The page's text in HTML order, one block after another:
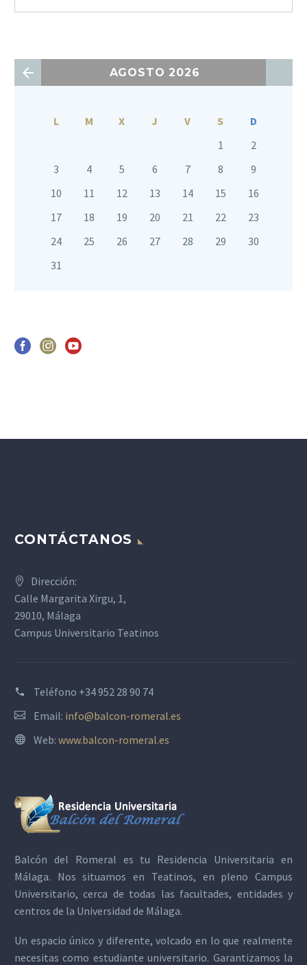
AGOSTO 2026
L M X J V S
D
1
2
3
4 5 6 7 8
9
10
11 12 13 14 15
16
17
18 19 20 21 22
23
24
25 26 27 28 29
30
31
CONTÁCTANOS
Dirección:
Calle Margarita Xirgu, 1,
29010, Málaga
Campus Universitario Teatinos
Teléfono +34 952 28 90 74
Email: info@balcon-romeral.es
Web: www.balcon-romeral.es
Balcón del Romeral es tu Residencia Universitaria en
Málaga. Nos situamos en Teatinos, en pleno Campus
Universitario, cerca de todas las facultades, entidades y
centros de la Universidad de Málaga.
Un espacio único y diferente, volcado en lo que realmente
necesitas como estudiante universitario. Garantizamos la